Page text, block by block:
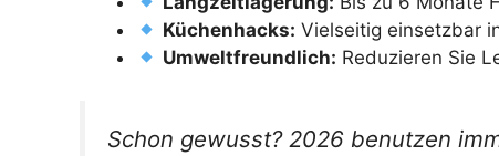
Küchenhacks: Vielseitig einsetzbar
Umweltfreundlich: Reduzieren Sie
Schon gewusst? 2026 benutzen